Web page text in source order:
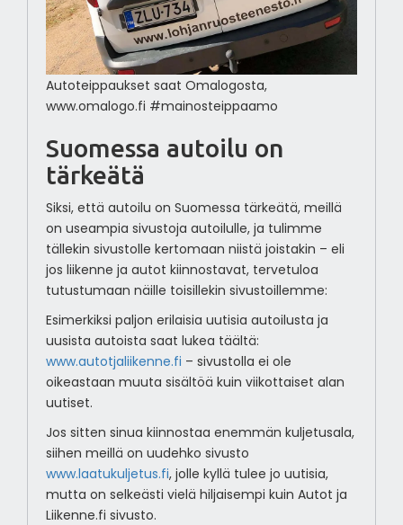
Autoteippaukset saat Omalogosta,
www.omalogo.fi #mainosteippaamo
Suomessa autoilu on
tärkeätä
Siksi, että autoilu on Suomessa tärkeätä, meillä
on useampia sivustoja autoilulle, ja tulimme
tällekin sivustolle kertomaan niistä joistakin – eli
jos liikenne ja autot kiinnostavat, tervetuloa
tutustumaan näille toisillekin sivustoillemme:
Esimerkiksi paljon erilaisia uutisia autoilusta ja
uusista autoista saat lukea täältä:
www.autotjaliikenne.fi – sivustolla ei ole
oikeastaan muuta sisältöä kuin viikottaiset alan
uutiset.
Jos sitten sinua kiinnostaa enemmän kuljetusala,
siihen meillä on uudehko sivusto
www.laatukuljetus.fi, jolle kyllä tulee jo uutisia,
mutta on selkeästi vielä hiljaisempi kuin Autot ja
Liikenne.fi sivusto.